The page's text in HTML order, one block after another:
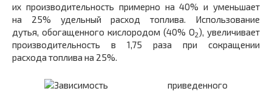
их производительность примерно на 40% и уменьшает
на 25% удельный расход топлива. Использование
дутья, обогащенного кислородом (40% O2), увеличивает
про­изводительность в 1,75 раза при сокращении
расхода топлива на 25%.